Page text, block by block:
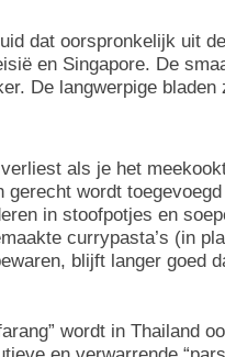
dat oorspronkelijk uit
en Singapore. De
De langwerpige
als je het
gerecht wordt
in stoofpotjes en
currypasta’s (in
blijft langer goed
wordt in Thailand